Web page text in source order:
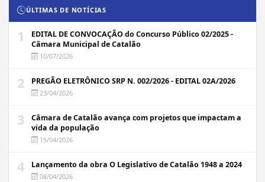
ÚLTIMAS DE NOTÍCIAS
1
EDITAL DE CONVOCAÇÃO do Concurso Público 02/2025 -
Câmara Municipal de Catalão
10/07/2026
2 PREGÃO ELETRÔNICO SRP N. 002/2026 - EDITAL 02A/2026
23/04/2026
3
Câmara de Catalão avança com projetos que impactam a
vida da população
15/04/2026
4 Lançamento da obra O Legislativo de Catalão 1948 a 2024
08/04/2026